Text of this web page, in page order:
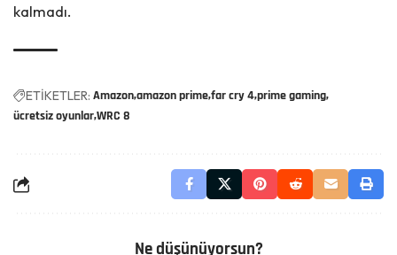
kalmadı.
ETİKETLER: Amazonamazon primefar cry 4prime gaming
ücretsiz oyunlarWRC 8
Ne düşünüyorsun?